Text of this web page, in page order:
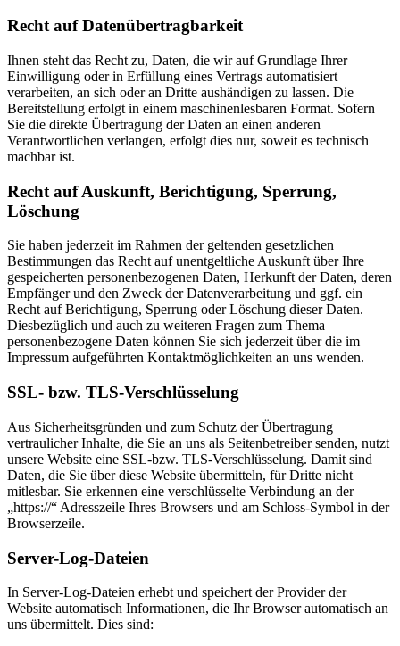
Recht auf Datenübertragbarkeit
Ihnen steht das Recht zu, Daten, die wir auf Grundlage Ihrer
Einwilligung oder in Erfüllung eines Vertrags automatisiert
verarbeiten, an sich oder an Dritte aushändigen zu lassen. Die
Bereitstellung erfolgt in einem maschinenlesbaren Format. Sofern
Sie die direkte Übertragung der Daten an einen anderen
Verantwortlichen verlangen, erfolgt dies nur, soweit es technisch
machbar ist.
Recht auf Auskunft, Berichtigung, Sperrung,
Löschung
Sie haben jederzeit im Rahmen der geltenden gesetzlichen
Bestimmungen das Recht auf unentgeltliche Auskunft über Ihre
gespeicherten personenbezogenen Daten, Herkunft der Daten, deren
Empfänger und den Zweck der Datenverarbeitung und ggf. ein
Recht auf Berichtigung, Sperrung oder Löschung dieser Daten.
Diesbezüglich und auch zu weiteren Fragen zum Thema
personenbezogene Daten können Sie sich jederzeit über die im
Impressum aufgeführten Kontaktmöglichkeiten an uns wenden.
SSL- bzw. TLS-Verschlüsselung
Aus Sicherheitsgründen und zum Schutz der Übertragung
vertraulicher Inhalte, die Sie an uns als Seitenbetreiber senden, nutzt
unsere Website eine SSL-bzw. TLS-Verschlüsselung. Damit sind
Daten, die Sie über diese Website übermitteln, für Dritte nicht
mitlesbar. Sie erkennen eine verschlüsselte Verbindung an der
„https://“ Adresszeile Ihres Browsers und am Schloss-Symbol in der
Browserzeile.
Server-Log-Dateien
In Server-Log-Dateien erhebt und speichert der Provider der
Website automatisch Informationen, die Ihr Browser automatisch an
uns übermittelt. Dies sind: